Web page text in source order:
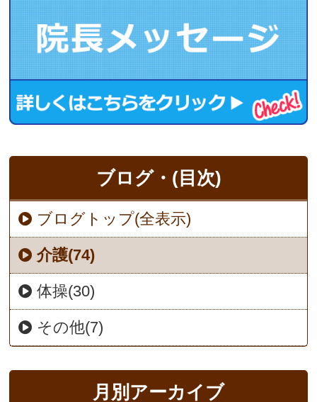
ブログ・(目次)
ブログトップ(全表示)
介護(74)
体操(30)
その他(7)
月別アーカイブ